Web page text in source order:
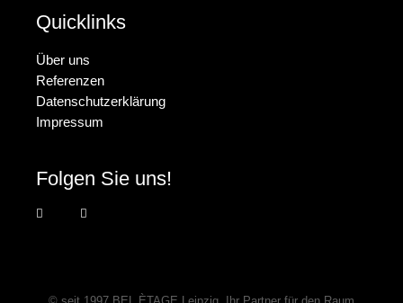
Quicklinks
Über uns
Referenzen
Datenschutzerklärung
Impressum
Folgen Sie uns!